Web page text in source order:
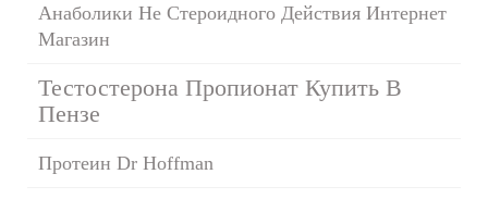
Анаболики Не Стероидного Действия Интернет
Магазин
Тестостерона Пропионат Купить В
Пензе
Протеин Dr Hoffman